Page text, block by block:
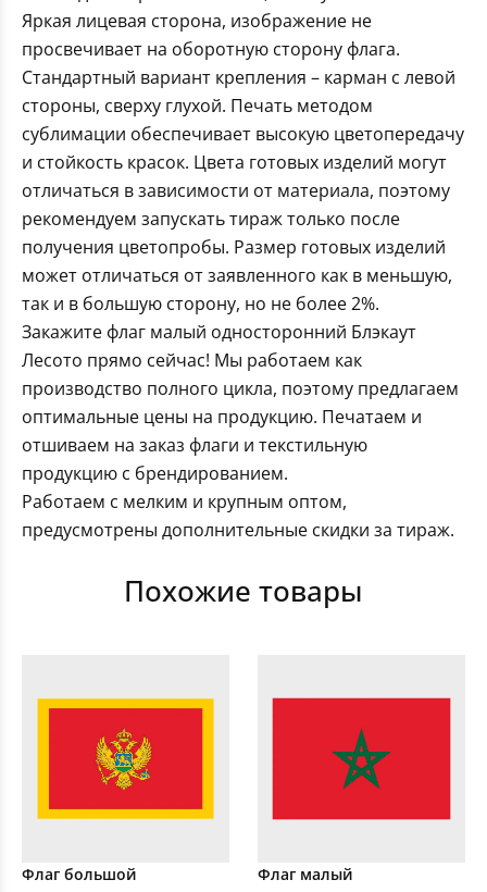
Яркая лицевая сторона, изображение не
просвечивает на оборотную сторону флага.
Стандартный вариант крепления – карман с левой
стороны, сверху глухой. Печать методом
сублимации обеспечивает высокую цветопередачу
и стойкость красок. Цвета готовых изделий могут
отличаться в зависимости от материала, поэтому
рекомендуем запускать тираж только после
получения цветопробы. Размер готовых изделий
может отличаться от заявленного как в меньшую,
так и в большую сторону, но не более 2%.
Закажите флаг малый односторонний Блэкаут
Лесото прямо сейчас! Мы работаем как
производство полного цикла, поэтому предлагаем
оптимальные цены на продукцию. Печатаем и
отшиваем на заказ флаги и текстильную
продукцию с брендированием.
Работаем с мелким и крупным оптом,
предусмотрены дополнительные скидки за тираж.
Похожие товары
Флаг большой
Флаг малый